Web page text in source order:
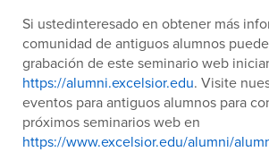
Si ustedinteresado en obtener más
comunidad de antiguos alumnos
grabación de este seminario web
https://alumni.excelsior.edu. Visite
eventos para antiguos alumnos para
próximos seminarios web en
https://www.excelsior.edu/alumni/